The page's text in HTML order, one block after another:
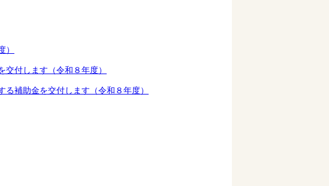
付します（令和８年度）
補助金を交付します（令和８年度）